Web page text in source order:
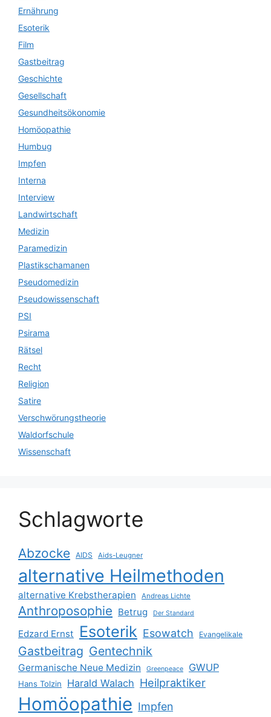
Ernährung
Esoterik
Film
Gastbeitrag
Geschichte
Gesellschaft
Gesundheitsökonomie
Homöopathie
Humbug
Impfen
Interna
Interview
Landwirtschaft
Medizin
Paramedizin
Plastikschamanen
Pseudomedizin
Pseudowissenschaft
PSI
Psirama
Rätsel
Recht
Religion
Satire
Verschwörungstheorie
Waldorfschule
Wissenschaft
Schlagworte
Abzocke AIDS Aids-Leugner
alternative Heilmethoden
alternative Krebstherapien Andreas Lichte
Anthroposophie Betrug Der Standard
Edzard Ernst Esoterik Esowatch Evangelikale
Gastbeitrag Gentechnik
Germanische Neue Medizin Greenpeace GWUP
Hans Tolzin Harald Walach Heilpraktiker
Homöopathie Impfen